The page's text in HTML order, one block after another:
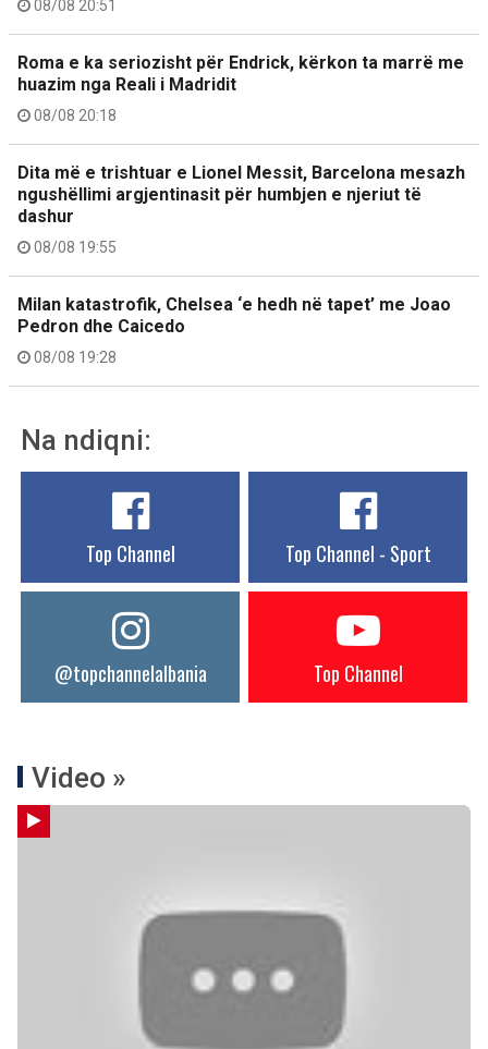
08/08 20:51
Roma e ka seriozisht për Endrick, kërkon ta marrë me
huazim nga Reali i Madridit
08/08 20:18
Dita më e trishtuar e Lionel Messit, Barcelona mesazh
ngushëllimi argjentinasit për humbjen e njeriut të
dashur
08/08 19:55
Milan katastrofik, Chelsea ‘e hedh në tapet’ me Joao
Pedron dhe Caicedo
08/08 19:28
Na ndiqni:
Top Channel Top Channel - Sport
@topchannelalbania Top Channel
Video »